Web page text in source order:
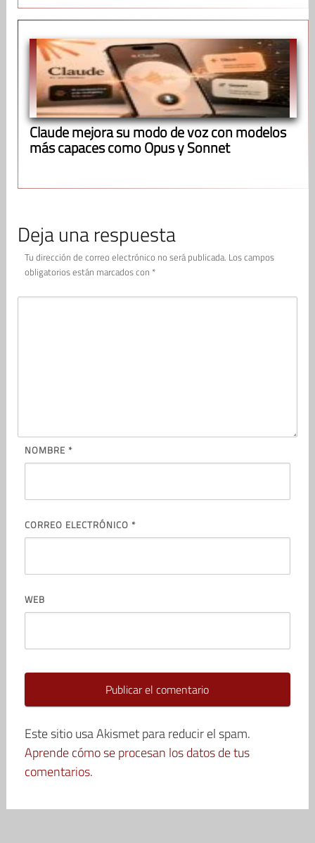
Claude mejora su modo de voz con modelos
más capaces como Opus y Sonnet
Deja una respuesta
Tu dirección de correo electrónico no será publicada. Los campos
obligatorios están marcados con *
NOMBRE *
CORREO ELECTRÓNICO *
WEB
Este sitio usa Akismet para reducir el spam.
Aprende cómo se procesan los datos de tus
comentarios.